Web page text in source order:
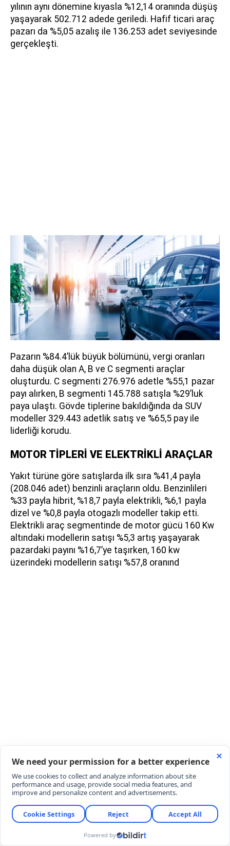
yılının aynı dönemine kıyasla %12,14 oranında düşüş
yaşayarak 502.712 adede geriledi. Hafif ticari araç
pazarı da %5,05 azalış ile 136.253 adet seviyesinde
gerçekleşti.
Pazarın %84.4’lük büyük bölümünü, vergi oranları
daha düşük olan A, B ve C segmenti araçlar
oluşturdu. C segmenti 276.976 adetle %55,1 pazar
payı alırken, B segmenti 145.788 satışla %29’luk
paya ulaştı. Gövde tiplerine bakıldığında da SUV
modeller 329.443 adetlik satış ve %65,5 pay ile
liderliği korudu.
MOTOR TİPLERİ VE ELEKTRİKLİ ARAÇLAR
Yakıt türüne göre satışlarda ilk sıra %41,4 payla
(208.046 adet) benzinli araçların oldu. Benzinlileri
%33 payla hibrit, %18,7 payla elektrikli, %6,1 payla
dizel ve %0,8 payla otogazlı modeller takip etti.
Elektrikli araç segmentinde de motor gücü 160 Kw
altındaki modellerin satışı %5,3 artış yaşayarak
pazardaki payını %16,7’ye taşırken, 160 kw
üzerindeki modellerin satışı %57,8 oranınd
YORUMLAR
YORUM YAZ